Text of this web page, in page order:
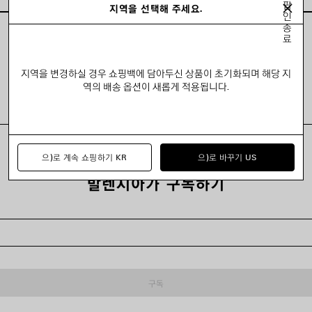
모두 보기
발렌시아가 구독하기
구독
지역을 선택해 주세요.
팝
인
종
료
지역을 변경하실 경우 쇼핑백에 담아두신 상품이 초기화되며 해당 지
역의 배송 옵션이 새롭게 적용됩니다.
으)로 계속 쇼핑하기 KR 으)로 바꾸기 US